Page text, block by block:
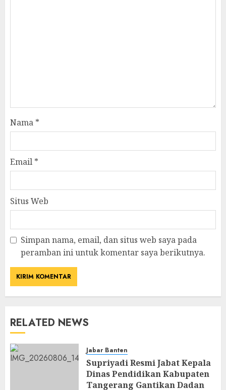
Nama *
Email *
Situs Web
Simpan nama, email, dan situs web saya pada
peramban ini untuk komentar saya berikutnya.
RELATED NEWS
Jabar Banten
Supriyadi Resmi Jabat Kepala
Dinas Pendidikan Kabupaten
Tangerang Gantikan Dadan